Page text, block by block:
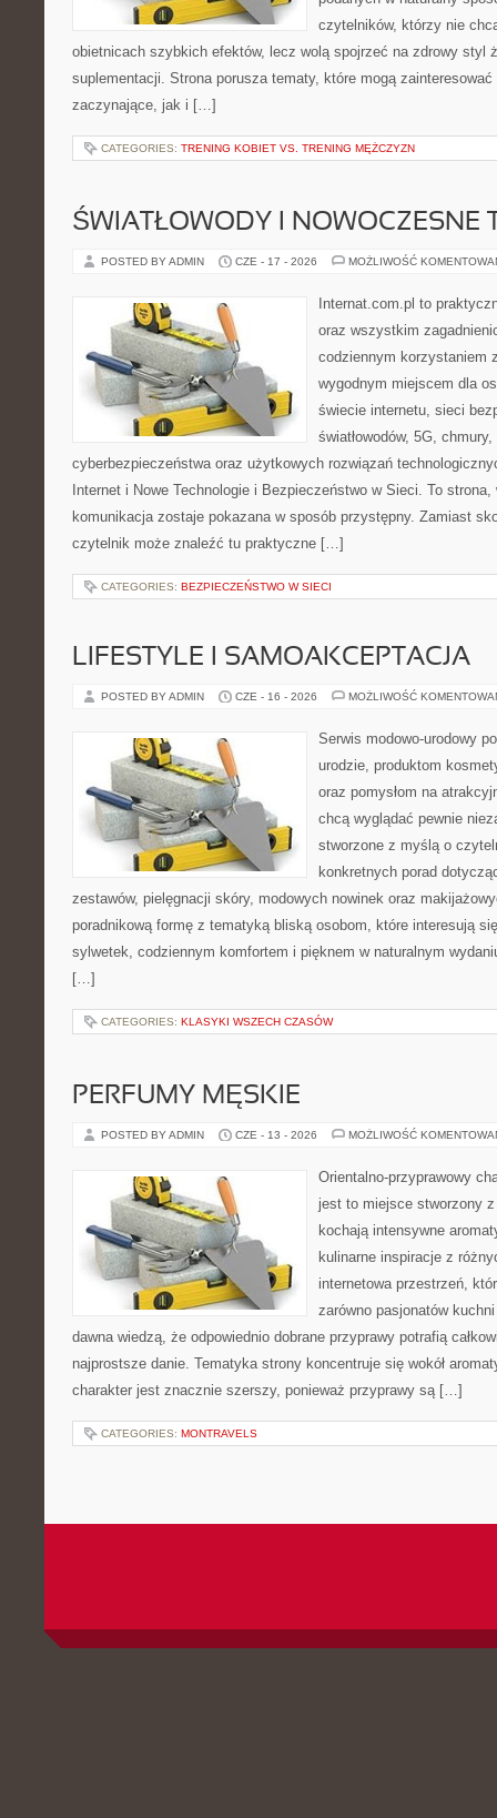
czytelników, którzy nie
obietnicach szybkich efektów, lecz wolą spojrzeć na zdrowy styl
suplementacji. Strona porusza tematy, które mogą
zaczynające, jak i […]
CATEGORIES: TRENING KOBIET VS. TRENING MĘŻCZYZN
ŚWIATŁOWODY I NOWOCZESNE
POSTED BY ADMIN CZE - 17 - 2026 MOŻLIWOŚĆ
Internat.com.pl to
oraz wszystkim
codziennym korzystaniem
wygodnym miejscem dla
świecie internetu, sieci
światłowodów, 5G,
cyberbezpieczeństwa oraz użytkowych rozwiązań
Internet i Nowe Technologie i Bezpieczeństwo w Sieci. To
komunikacja zostaje pokazana w sposób przystępny. Zamiast
czytelnik może znaleźć tu praktyczne […]
CATEGORIES: BEZPIECZEŃSTWO W SIECI
LIFESTYLE I SAMOAKCEPTACJA
POSTED BY ADMIN CZE - 16 - 2026 MOŻLIWOŚĆ
Serwis modowo-urodowy
urodzie, produktom
oraz pomysłom na
chcą wyglądać pewnie
stworzone z myślą o
konkretnych porad
zestawów, pielęgnacji skóry, modowych nowinek oraz
poradnikową formę z tematyką bliską osobom, które interesują
sylwetek, codziennym komfortem i pięknem w naturalnym
[…]
CATEGORIES: KLASYKI WSZECH CZASÓW
PERFUMY MĘSKIE
POSTED BY ADMIN CZE - 13 - 2026 MOŻLIWOŚĆ
Orientalno-przyprawowy
jest to miejsce stworzony
kochają intensywne
kulinarne inspiracje z
internetowa przestrzeń,
zarówno pasjonatów
dawna wiedzą, że odpowiednio dobrane przyprawy potrafią
najprostsze danie. Tematyka strony koncentruje się wokół
charakter jest znacznie szerszy, ponieważ przyprawy są […]
CATEGORIES: MONTRAVELS